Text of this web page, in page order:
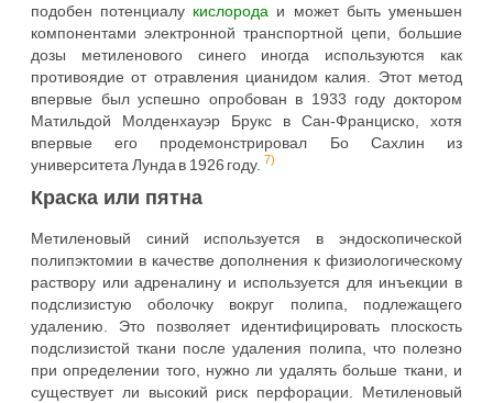
подобен потенциалу кислорода и может быть уменьшен
компонентами электронной транспортной цепи, большие
дозы метиленового синего иногда используются как
противоядие от отравления цианидом калия. Этот метод
впервые был успешно опробован в 1933 году доктором
Матильдой Молденхауэр Брукс в Сан-Франциско, хотя
впервые его продемонстрировал Бо Сахлин из
университета Лунда в 1926 году. 7)
Краска или пятна
Метиленовый синий используется в эндоскопической
полипэктомии в качестве дополнения к физиологическому
раствору или адреналину и используется для инъекции в
подслизистую оболочку вокруг полипа, подлежащего
удалению. Это позволяет идентифицировать плоскость
подслизистой ткани после удаления полипа, что полезно
при определении того, нужно ли удалять больше ткани, и
существует ли высокий риск перфорации. Метиленовый